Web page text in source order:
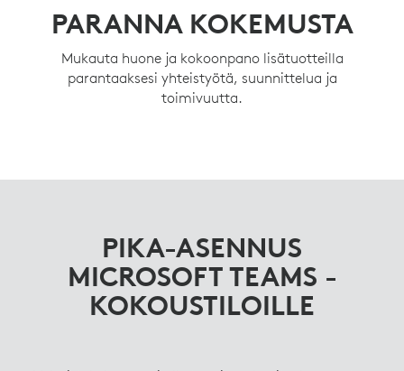
PARANNA KOKEMUSTA
Mukauta huone ja kokoonpano lisätuotteilla
parantaaksesi yhteistyötä, suunnittelua ja
toimivuutta.
PIKA-ASENNUS
MICROSOFT TEAMS -
KOKOUSTILOILLE